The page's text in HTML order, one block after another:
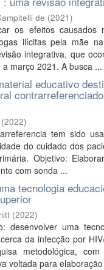
de (2021)
os efeitos causados
ilícitas pela mãe
integrativa, que
março 2021. A busca ...
educativo
(2022)
tem sido
do cuidado dos
Objetivo:
com sonda ...
tecnologia
(2022)
desenvolver uma
da infecção por
metodológica,
voltada para